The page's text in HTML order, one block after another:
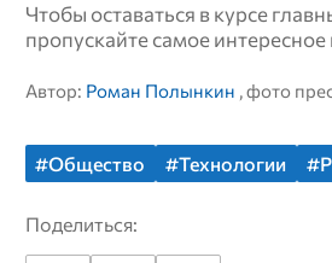
Чтобы оставаться в курсе
пропускайте самое интересное
Автор: Роман Полынкин , фото
#Общество #Технологии
Поделиться: